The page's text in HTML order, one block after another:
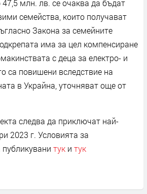
млн. лв. се очаква да бъдат
семейства, които получават
Закона за семейните
има за цел компенсиране
с деца за електро- и
са повишени вследствие на
в Украйна, уточняват още от
следва да приключат най-
2023 г. Условията за
публикувани тук и тук